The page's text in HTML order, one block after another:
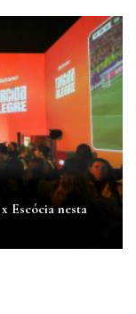
Escócia nesta